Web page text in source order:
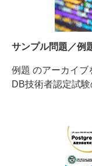
サンプル問題／例
例題 のアーカイブ
DB技術者認定試